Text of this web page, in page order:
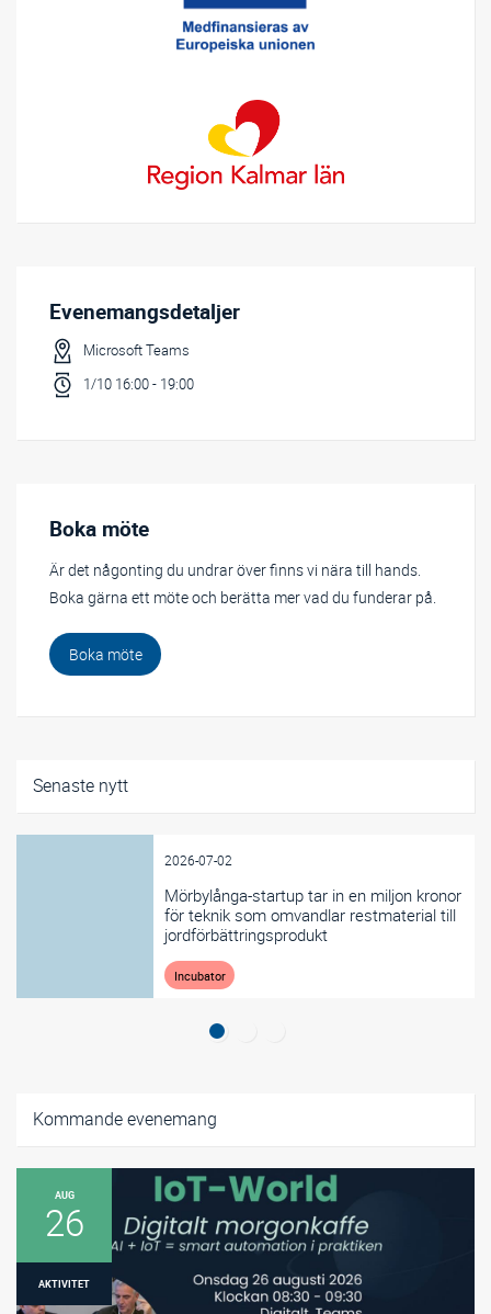
Evenemangsdetaljer
Microsoft Teams
1/10 16:00 - 19:00
Boka möte
Är det någonting du undrar över finns vi nära till hands.
Boka gärna ett möte och berätta mer vad du funderar på.
Boka möte
Senaste nytt
2026-07-02
Mörbylånga-startup tar in en miljon kronor
för teknik som omvandlar restmaterial till
jordförbättringsprodukt
Incubator
Kommande evenemang
AUG
26
AKTIVITET